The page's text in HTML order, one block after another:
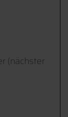
(nächster